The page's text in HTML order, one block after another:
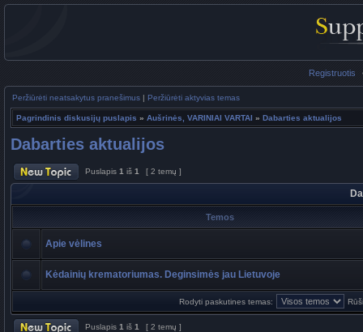
Registruotis
Peržiūrėti neatsakytus pranešimus | Peržiūrėti aktyvias temas
Pagrindinis diskusijų puslapis » Aušrinės, VARINIAI VARTAI » Dabarties aktualijos
Dabarties aktualijos
Puslapis 1 iš 1 [ 2 temų ]
Temos
Apie vėlines
Kėdainių krematoriumas. Deginsimės jau Lietuvoje
Rodyti paskutines temas:
Puslapis 1 iš 1 [ 2 temų ]